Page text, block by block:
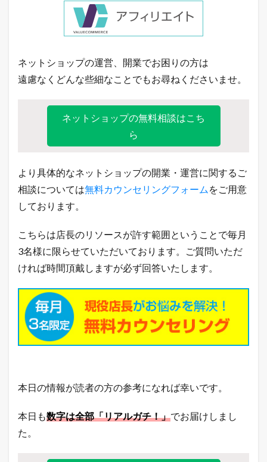
日
は
何
日
7
本
の
楽
天
市
と
ヤ
フ
ー
シ
グ
の
れ
商
ネットショップの運営、開業でお困りの方は
遠慮なくどんな些細なことでもお尋ねくださいませ。
ネットショップの無料相談はこち
ら
より具体的なネットショップの開業・運営に関するご
相談については無料カウンセリングフォーム をご用意
しております。
こちらは店長のリソースが許す範囲ということで毎月
3名様に限らせていただいております。ご質問いただ
ければ時間頂戴しますが必ず回答いたします。
本日の情報が読者の方の参考になれば幸いです。
本日も数字は全部「リアルガチ！」でお届けしまし
た。